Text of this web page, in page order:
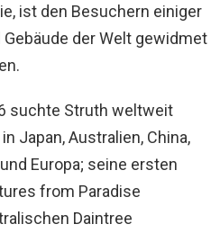
ist den Besuchern einiger
der Welt gewidmet
suchte Struth weltweit
Japan, Australien, China,
Europa; seine ersten
from Paradise
Daintree